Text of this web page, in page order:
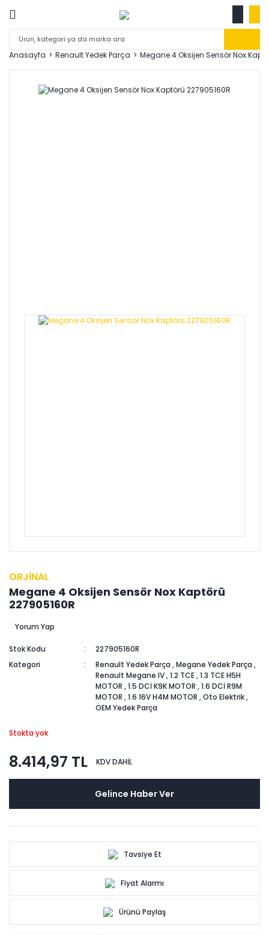
Anasayfa Renault Yedek Parça Megane 4 Oksijen Sensör Nox
ORJİNAL
Megane 4 Oksijen Sensör Nox Kaptörü
227905160R
Yorum Yap
Stok Kodu
227905160R
Kategori
Renault Yedek Parça ,Megane Yedek Parça ,
Renault Megane IV,1.2 TCE,1.3 TCE H5H
MOTOR ,1.5 DCİ K9K MOTOR ,1.6 DCİ R9M
MOTOR ,1.6 16V H4M MOTOR ,Oto Elektrik,
OEM Yedek Parça
Stokta yok
8.414,97 TL KDV DAHİL
Gelince Haber Ver
Tavsiye Et
Fiyat Alarmı
Ürünü Paylaş